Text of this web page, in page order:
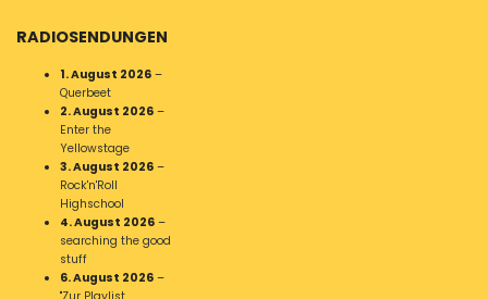
RADIOSENDUNGEN
1. August 2026 –
Querbeet
2. August 2026 –
Enter the
Yellowstage
3. August 2026 –
Rock'n'Roll
Highschool
4. August 2026 –
searching the good
stuff
6. August 2026 –